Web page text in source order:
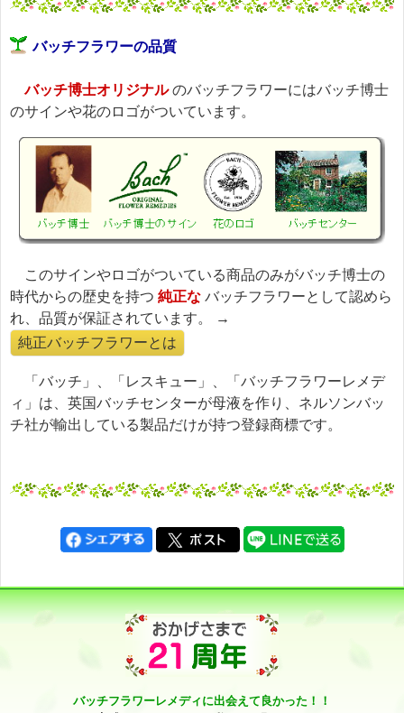
バッチフラワーの品質
バッチ博士オリジナルのバッチフラワーにはバッチ博士
のサインや花のロゴがついています。
このサインやロゴがついている商品のみがバッチ博士の
時代からの歴史を持つ 純正な バッチフラワーとして認めら
れ、品質が保証されています。 →
純正バッチフラワーとは
「バッチ」、「レスキュー」、「バッチフラワーレメデ
ィ」は、英国バッチセンターが母液を作り、ネルソンバッ
チ社が輸出している製品だけが持つ登録商標です。
バッチフラワーレメディに出会えて良かった！！